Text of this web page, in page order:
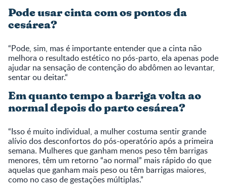
Pode usar cinta com os pontos da
cesárea?
“Pode, sim, mas é importante entender que a cinta não
melhora o resultado estético no pós-parto, ela apenas pode
ajudar na sensação de contenção do abdômen ao levantar,
sentar ou deitar.“
Em quanto tempo a barriga volta ao
normal depois do parto cesárea?
“Isso é muito individual, a mulher costuma sentir grande
alívio dos desconfortos do pós-operatório após a primeira
semana. Mulheres que ganham menos peso têm barrigas
menores, têm um retorno “ao normal” mais rápido do que
aquelas que ganham mais peso ou têm barrigas maiores,
como no caso de gestações múltiplas.”